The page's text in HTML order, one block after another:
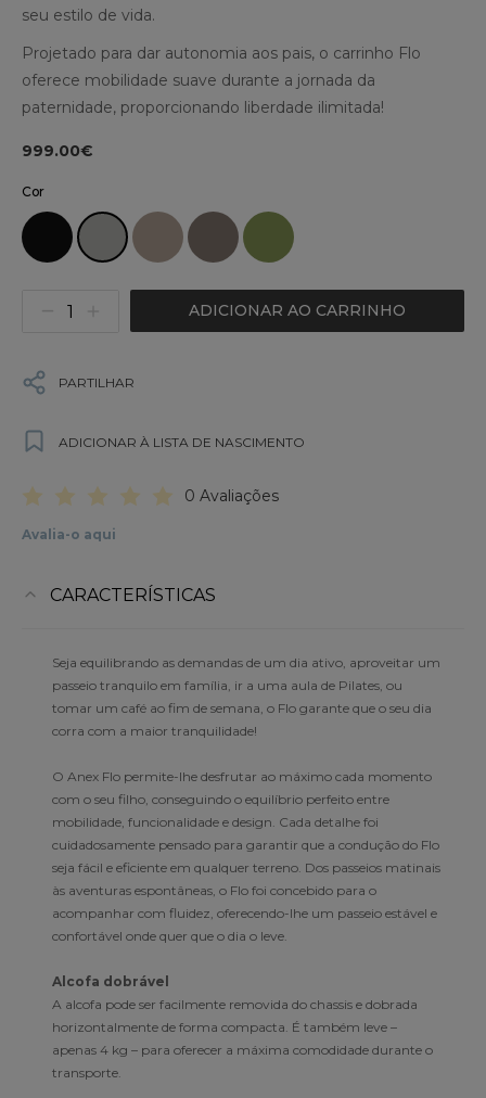
seu estilo de vida.
Projetado para dar autonomia aos pais, o carrinho Flo
oferece mobilidade suave durante a jornada da
paternidade, proporcionando liberdade ilimitada!
999.00€
Cor
ADICIONAR AO CARRINHO
PARTILHAR
ADICIONAR À LISTA DE NASCIMENTO
0 Avaliações
Avalia-o aqui
CARACTERÍSTICAS
Seja equilibrando as demandas de um dia ativo, aproveitar um
passeio tranquilo em família, ir a uma aula de Pilates, ou
tomar um café ao fim de semana, o Flo garante que o seu dia
corra com a maior tranquilidade!
O Anex Flo permite-lhe desfrutar ao máximo cada momento
com o seu filho, conseguindo o equilíbrio perfeito entre
mobilidade, funcionalidade e design. Cada detalhe foi
cuidadosamente pensado para garantir que a condução do Flo
seja fácil e eficiente em qualquer terreno. Dos passeios matinais
às aventuras espontâneas, o Flo foi concebido para o
acompanhar com fluidez, oferecendo-lhe um passeio estável e
confortável onde quer que o dia o leve.
Alcofa dobrável
A alcofa pode ser facilmente removida do chassis e dobrada
horizontalmente de forma compacta. É também leve –
apenas 4 kg – para oferecer a máxima comodidade durante o
transporte.